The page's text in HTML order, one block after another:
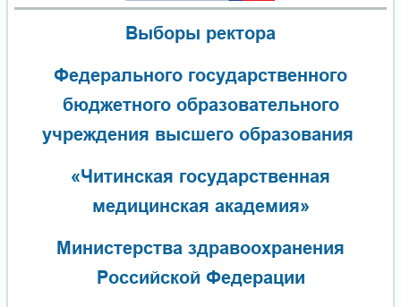
Выборы ректора
Федерального государственного
бюджетного образовательного
учреждения высшего образования
«Читинская государственная
медицинская академия»
Министерства здравоохранения
Российской Федерации